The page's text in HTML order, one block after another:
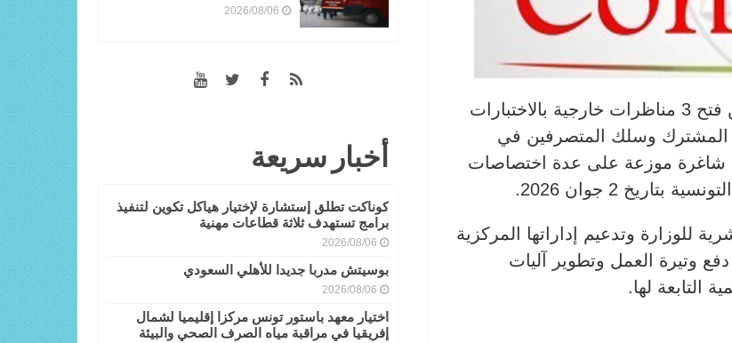
أعلنت وزارة أملاك الدولة والشؤون العقارية عن فتح 3 مناظرات خارجية بالاختبارات
المشترك وسلك المتصرفين في
لإسناد 43 خطة وظيفية شاغرة موزعة على عدة اختصاصات
2 جوان 2026.
للوزارة وتدعيم إداراتها المركزية
دفع وتيرة العمل وتطوير آليات
التابعة لها.
2026/08/06
أخبار سريعة
كوناكت تطلق إستشارة لإختيار هياكل تكوين لتنفيذ
برامج تستهدف ثلاثة قطاعات مهنية
2026/08/06
بوسيتش مدربا جديدا للأهلي السعودي
2026/08/06
اختيار معهد باستور تونس مركزا إقليميا لشمال
إفريقيا في مراقبة مياه الصرف الصحي والبيئة